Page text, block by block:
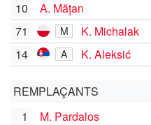
10 A. Mățan
71 M K. Michalak
14 A K. Aleksić
REMPLAÇANTS
1
M. Pardalos